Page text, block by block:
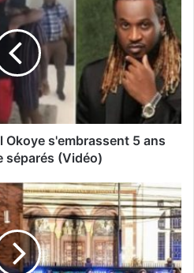
Okoye s'embrassent 5 ans
séparés (Vidéo)